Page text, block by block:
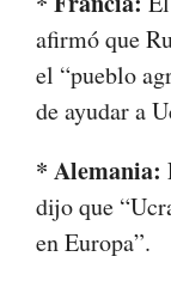
afirmó que
el “pueblo
de ayudar a
* Alemania:
dijo que
en Europa”.